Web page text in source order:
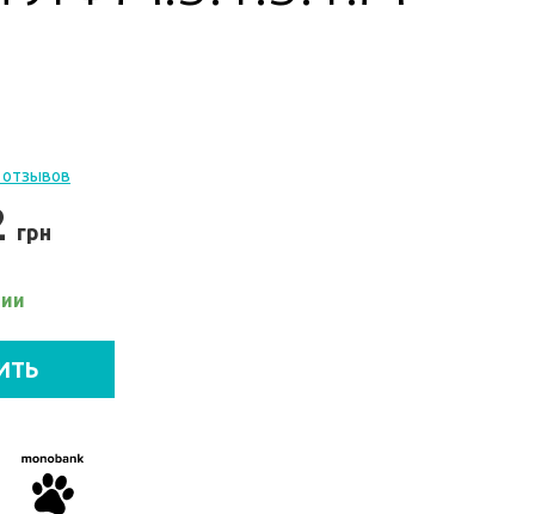
отзывов
грн